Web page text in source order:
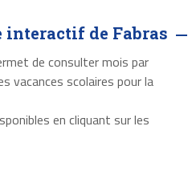
interactif de Fabras
de consulter mois par
vacances scolaires pour la
en cliquant sur les